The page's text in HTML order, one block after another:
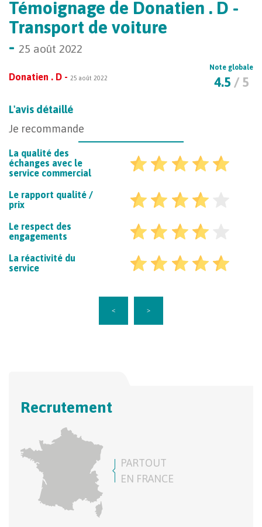
Recrutement
PARTOUT
EN FRANCE
Témoignage de Donatien . D -
Transport de voiture
- 25 août 2022
Donatien . D - 25 août 2022
Note globale
4.5 / 5
L'avis détaillé
Je recommande
La qualité des
échanges avec le
service commercial
Le rapport qualité /
prix
Le respect des
engagements
La réactivité du
service
< >